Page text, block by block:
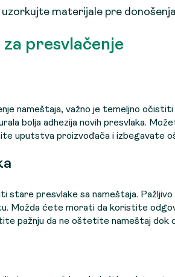
materijale pre
presvlačenje
nameštaja, važno je temeljno
bolja adhezija novih presvlaka.
uputstva proizvođača i izbegavate
stare presvlake sa nameštaja.
Možda ćete morati da koristite
pažnju da ne oštetite nameštaj dok